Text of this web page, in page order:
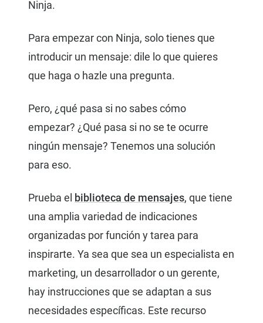
Ninja.
Para empezar con Ninja, solo tienes que
introducir un mensaje: dile lo que quieres
que haga o hazle una pregunta.
Pero, ¿qué pasa si no sabes cómo
empezar? ¿Qué pasa si no se te ocurre
ningún mensaje? Tenemos una solución
para eso.
Prueba el biblioteca de mensajes, que tiene
una amplia variedad de indicaciones
organizadas por función y tarea para
inspirarte. Ya sea que sea un especialista en
marketing, un desarrollador o un gerente,
hay instrucciones que se adaptan a sus
necesidades específicas. Este recurso